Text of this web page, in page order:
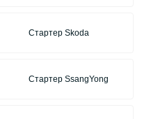
Стартер Skoda
Стартер SsangYong